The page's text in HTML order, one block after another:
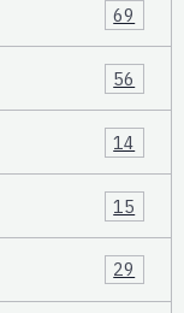
69
56
14
15
29